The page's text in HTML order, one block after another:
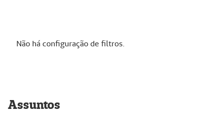
Não há configuração de filtros.
Assuntos